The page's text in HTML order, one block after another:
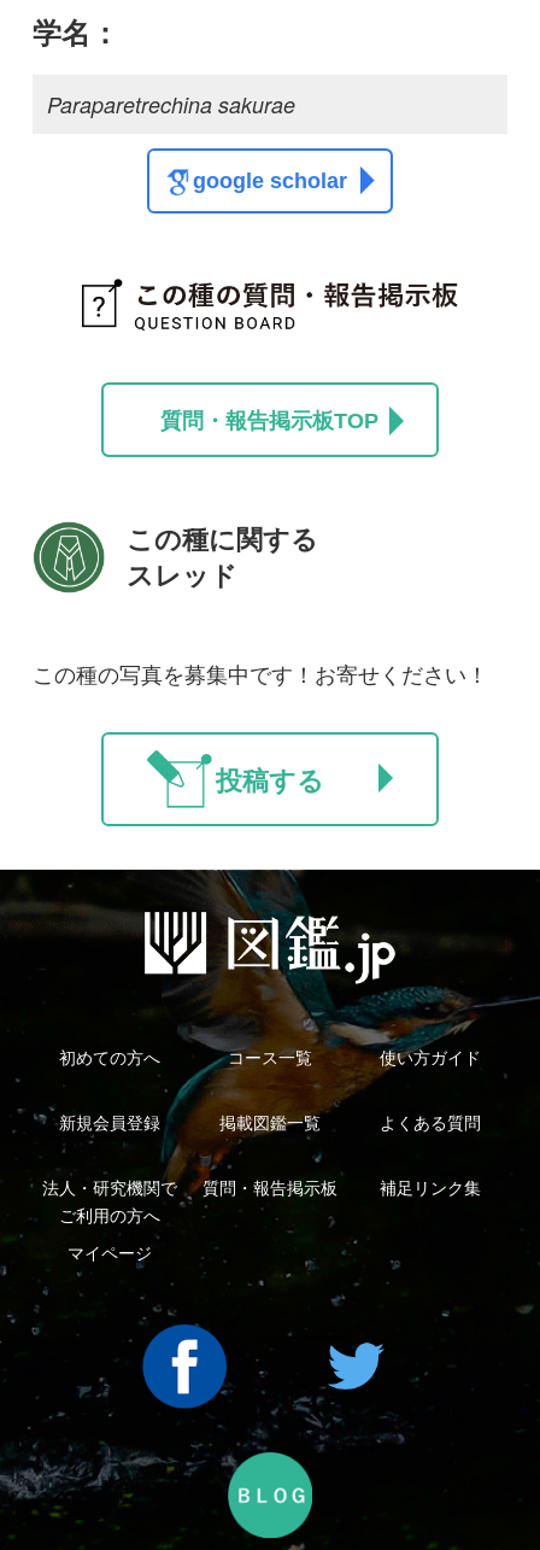
スレッド
この種の写真を募集中です！お寄せください！
投稿する
コース一覧 使い方ガイド
法人・研究機関で
ご利用の方へ
質問・報告掲示板
マイページ
利用規約｜有料会員利用規約｜お問い合わせ｜プライバ
シーについて
特定商取引法に基づく表示｜運営会社｜インプレスグル
ープ
Copyright ©2016 Yama-kei Publishers co.,Ltd.
An impress Group Company. All rights reserved.